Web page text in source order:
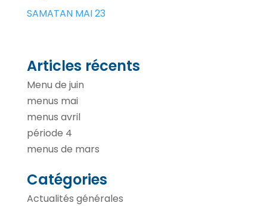
SAMATAN MAI 23
Articles récents
Menu de juin
menus mai
menus avril
période 4
menus de mars
Catégories
Actualités générales